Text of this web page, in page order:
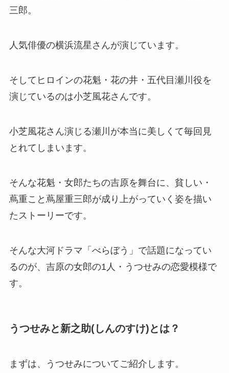
三郎。
人気俳優の横浜流星さんが演じています。
そしてヒロインの花魁・花の井・五代目瀬川役を
演じているのは小芝風花さんです。
小芝風花さん演じる瀬川が本当に美しくて毎回見
とれてしまいます。
そんな花魁・女郎たちの吉原を舞台に、貧しい・
蔦重こと蔦屋重三郎が成り上がっていく姿を描い
たストーリーです。
そんな大河ドラマ「べらぼう」で話題になってい
るのが、吉原の女郎の1人・うつせみの恋愛模様で
す。
うつせみと新之助(しんのすけ)とは？
まずは、うつせみについてご紹介します。